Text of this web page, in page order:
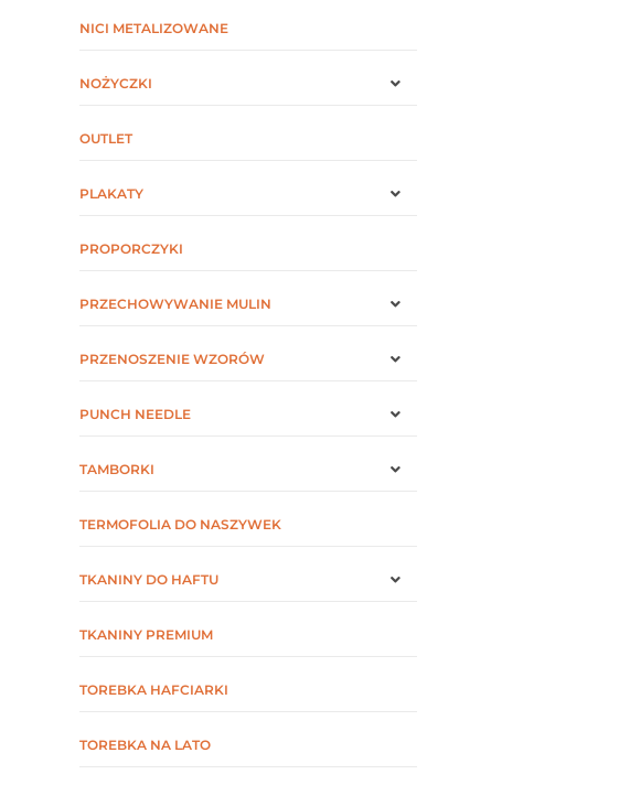
NICI METALIZOWANE
NOŻYCZKI
OUTLET
PLAKATY
PROPORCZYKI
PRZECHOWYWANIE MULIN
PRZENOSZENIE WZORÓW
PUNCH NEEDLE
TAMBORKI
TERMOFOLIA DO NASZYWEK
TKANINY DO HAFTU
TKANINY PREMIUM
TOREBKA HAFCIARKI
TOREBKA NA LATO